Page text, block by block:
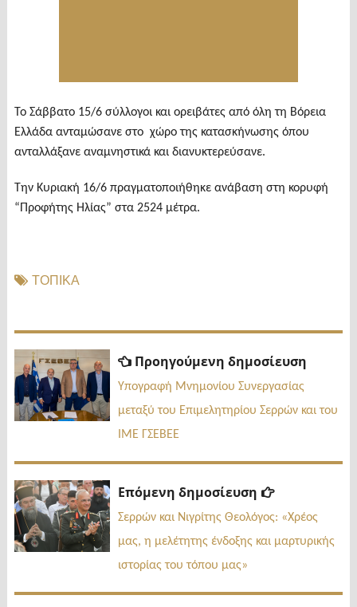
Το Σάββατο 15/6 σύλλογοι και ορειβάτες από όλη τη Βόρεια
Ελλάδα ανταμώσανε στο χώρο της κατασκήνωσης όπου
ανταλλάξανε αναμνηστικά και διανυκτερεύσανε.
Την Κυριακή 16/6 πραγματοποιήθηκε ανάβαση στη κορυφή
“Προφήτης Ηλίας” στα 2524 μέτρα.
ΤΟΠΙΚΑ
Πλοήγηση
άρθρων
Προηγούμενη δημοσίευση
Υπογραφή Μνημονίου Συνεργασίας
μεταξύ του Επιμελητηρίου Σερρών και του
ΙΜΕ ΓΣΕΒΕΕ
Επόμενη δημοσίευση
Επόμενη
Σερρών και Νιγρίτης Θεολόγος: «Χρέος
μας, η μελέτητης ένδοξης και μαρτυρικής
ιστορίας του τόπου μας»